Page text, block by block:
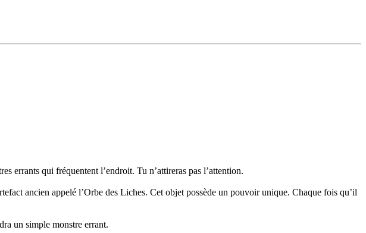
errants qui fréquentent l’endroit. Tu n’attireras pas l’attention.
ancien appelé l’Orbe des Liches. Cet objet possède un pouvoir unique. Chaque fois qu’il
un simple monstre errant.